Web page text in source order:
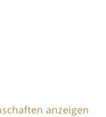
anzeigen